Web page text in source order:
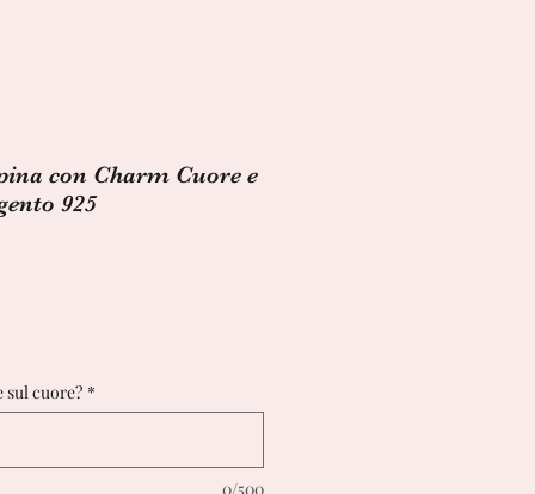
con Charm Cuore e
925
sul cuore? *
0/500